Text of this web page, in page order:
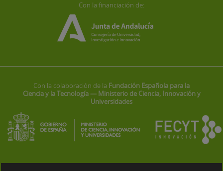
Con la financiación de:
Con la colaboración de la Fundación Española para la
Ciencia y la Tecnología — Ministerio de Ciencia, Innovación y
Universidades